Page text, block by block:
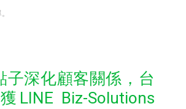
子深化顧客關係，台
LINE Biz-Solutions